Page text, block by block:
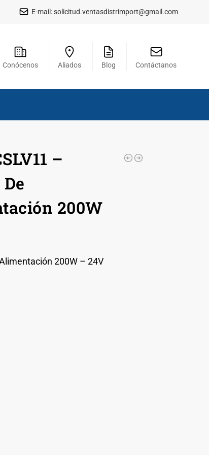
E-mail:solicitud.ventasdistrimport@gmail.com
Conócenos Aliados Blog Contáctanos
–
200W
200W – 24V